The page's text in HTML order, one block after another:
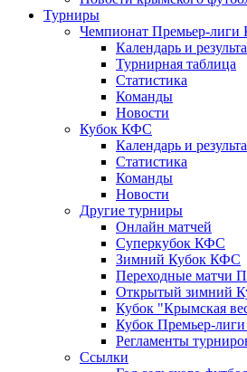
Турниры
Чемпионат Премьер-
Календарь и
Турнирная таблица
Статистика
Команды
Новости
Кубок КФС
Календарь и
Статистика
Команды
Новости
Другие турниры
Онлайн матчей
Суперкубок КФС
Зимний Кубок КФС
Переходные матчи
Открытый зимний
Кубок "Крымская
Кубок Премьер-
Регламенты
Ссылки